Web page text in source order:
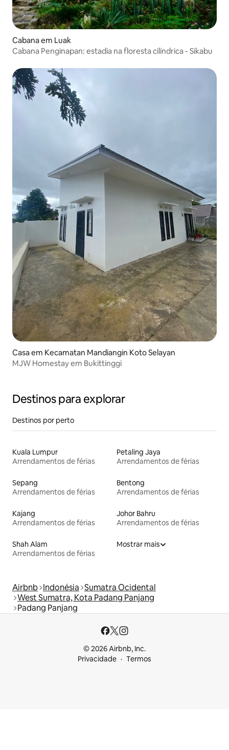
Cabana em Luak
Cabana Penginapan: estadia na floresta cilíndrica - Sikabu
Casa em Kecamatan Mandiangin Koto Selayan
MJW Homestay em Bukittinggi
Destinos para explorar
Destinos por perto
Kuala Lumpur
Arrendamentos de férias
Petaling Jaya
Arrendamentos de férias
Sepang
Arrendamentos de férias
Bentong
Arrendamentos de férias
Kajang
Arrendamentos de férias
Johor Bahru
Arrendamentos de férias
Shah Alam
Arrendamentos de férias
Mostrar mais
Airbnb Indonésia Sumatra Ocidental
West Sumatra, Kota Padang Panjang
Padang Panjang
© 2026 Airbnb, Inc.
Privacidade
Termos